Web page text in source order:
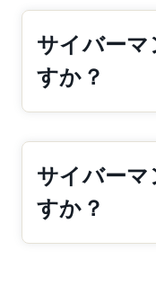
サイバー
すか？
サイバー
すか？